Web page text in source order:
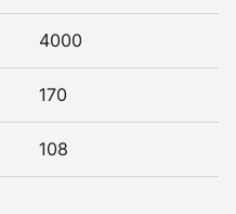
4000
170
108